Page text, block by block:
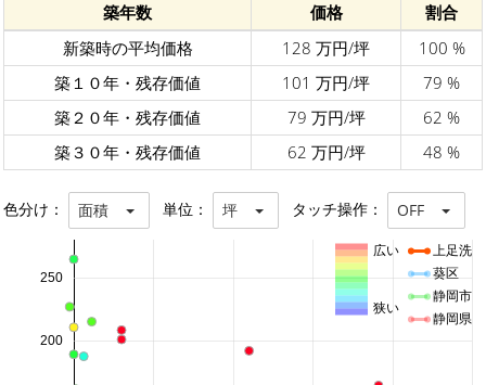
築年数 価格
割合
新築時の平均価格
128 万円/坪
100 %
築１０年・残存価値
101 万円/坪
79 %
築２０年・残存価値
79 万円/坪
62 %
築３０年・残存価値
62 万円/坪 48 %
色分け： 面積 単位： 坪 タッチ操作： OFF
200
250
上足洗
葵区
静岡市
静岡県
広い
狭い